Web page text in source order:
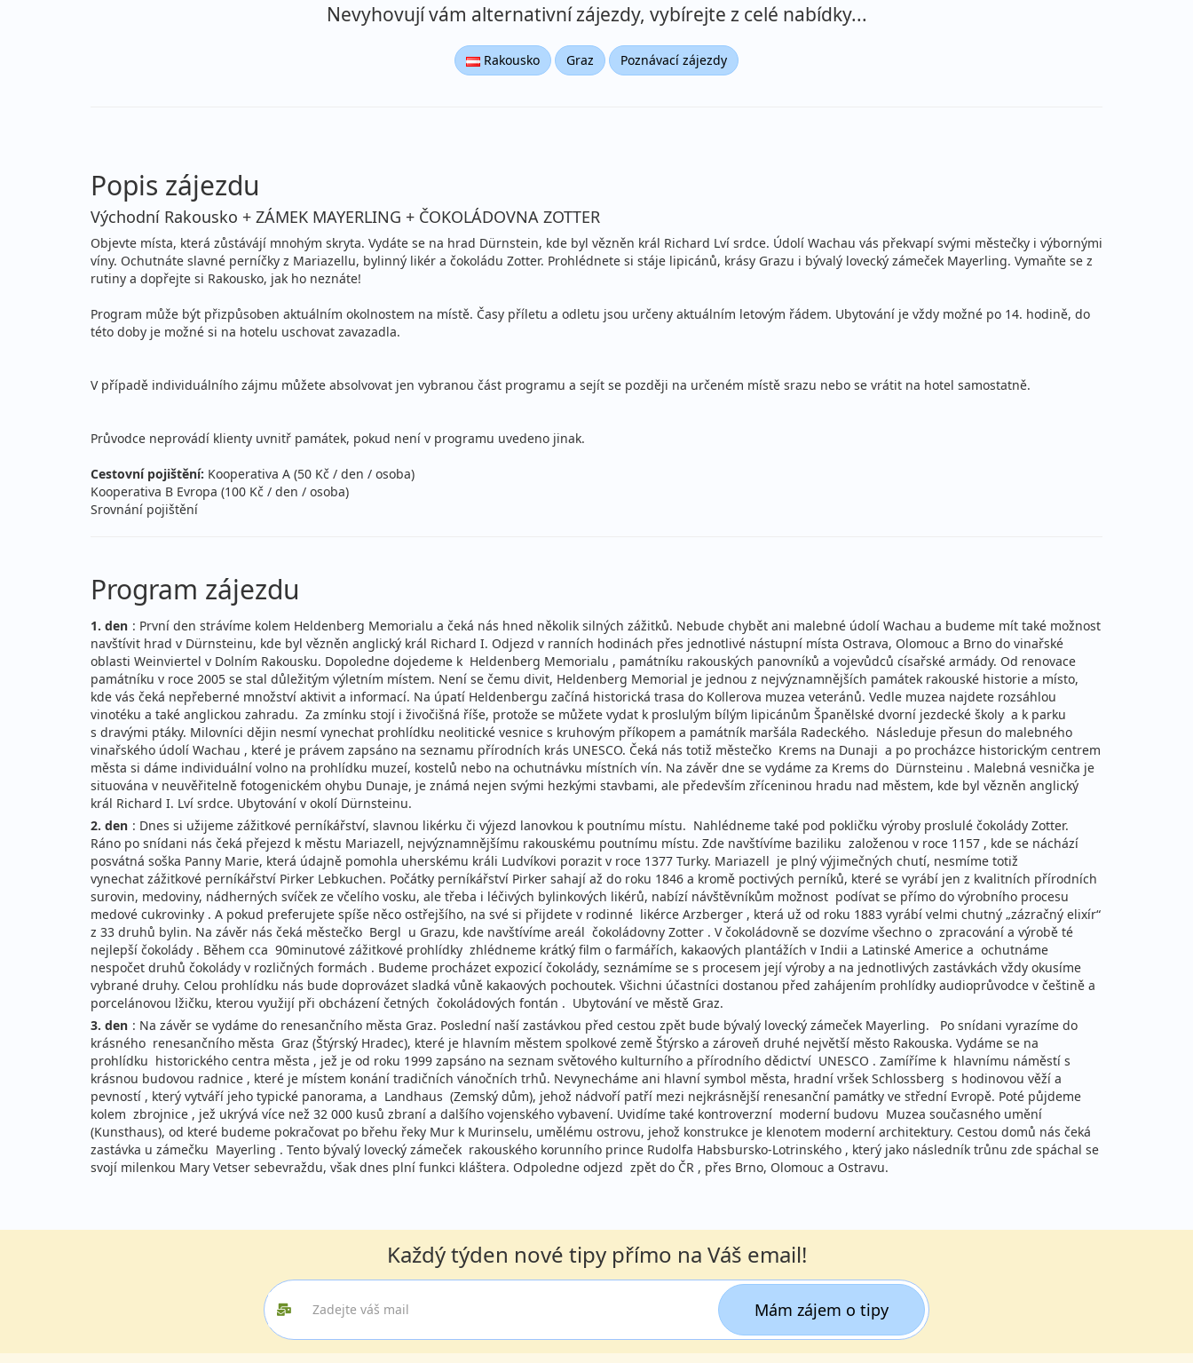
Nevyhovují vám alternativní zájezdy, vybírejte z celé nabídky...
Rakousko Graz Poznávací zájezdy
Popis zájezdu
Východní Rakousko + ZÁMEK MAYERLING + ČOKOLÁDOVNA ZOTTER
Objevte místa, která zůstávájí mnohým skryta. Vydáte se na hrad Dürnstein, kde byl vězněn král Richard Lví srdce. Údolí Wachau vás překvapí svými městečky i výbornými
víny. Ochutnáte slavné perníčky z Mariazellu, bylinný likér a čokoládu Zotter. Prohlédnete si stáje lipicánů, krásy Grazu i bývalý lovecký zámeček Mayerling. Vymaňte se z
rutiny a dopřejte si Rakousko, jak ho neznáte!
Program může být přizpůsoben aktuálním okolnostem na místě. Časy příletu a odletu jsou určeny aktuálním letovým řádem. Ubytování je vždy možné po 14. hodině, do
této doby je možné si na hotelu uschovat zavazadla.
V případě individuálního zájmu můžete absolvovat jen vybranou část programu a sejít se později na určeném místě srazu nebo se vrátit na hotel samostatně.
Průvodce neprovádí klienty uvnitř památek, pokud není v programu uvedeno jinak.
Cestovní pojištění: Kooperativa A (50 Kč / den / osoba)
Kooperativa B Evropa (100 Kč / den / osoba)
Srovnání pojištění
Program zájezdu
1. den : První den strávíme kolem Heldenberg Memorialu a čeká nás hned několik silných zážitků. Nebude chybět ani malebné údolí Wachau a budeme mít také možnost
navštívit hrad v Dürnsteinu, kde byl vězněn anglický král Richard I. Odjezd v ranních hodinách přes jednotlivé nástupní místa Ostrava, Olomouc a Brno do vinařské
oblasti Weinviertel v Dolním Rakousku. Dopoledne dojedeme k Heldenberg Memorialu , památníku rakouských panovníků a vojevůdců císařské armády. Od renovace
památníku v roce 2005 se stal důležitým výletním místem. Není se čemu divit, Heldenberg Memorial je jednou z nejvýznamnějších památek rakouské historie a místo,
kde vás čeká nepřeberné množství aktivit a informací. Na úpatí Heldenbergu začíná historická trasa do Kollerova muzea veteránů. Vedle muzea najdete rozsáhlou
vinotéku a také anglickou zahradu. Za zmínku stojí i živočišná říše, protože se můžete vydat k proslulým bílým lipicánům Španělské dvorní jezdecké školy a k parku
s dravými ptáky. Milovníci dějin nesmí vynechat prohlídku neolitické vesnice s kruhovým příkopem a památník maršála Radeckého. Následuje přesun do malebného
vinařského údolí Wachau , které je právem zapsáno na seznamu přírodních krás UNESCO. Čeká nás totiž městečko Krems na Dunaji a po procházce historickým centrem
města si dáme individuální volno na prohlídku muzeí, kostelů nebo na ochutnávku místních vín. Na závěr dne se vydáme za Krems do Dürnsteinu . Malebná vesnička je
situována v neuvěřitelně fotogenickém ohybu Dunaje, je známá nejen svými hezkými stavbami, ale především zříceninou hradu nad městem, kde byl vězněn anglický
král Richard I. Lví srdce. Ubytování v okolí Dürnsteinu.
2. den : Dnes si užijeme zážitkové perníkářství, slavnou likérku či výjezd lanovkou k poutnímu místu. Nahlédneme také pod pokličku výroby proslulé čokolády Zotter.
Ráno po snídani nás čeká přejezd k městu Mariazell, nejvýznamnějšímu rakouskému poutnímu místu. Zde navštívíme baziliku založenou v roce 1157 , kde se náchází
posvátná soška Panny Marie, která údajně pomohla uherskému králi Ludvíkovi porazit v roce 1377 Turky. Mariazell je plný výjimečných chutí, nesmíme totiž
vynechat zážitkové perníkářství Pirker Lebkuchen. Počátky perníkářství Pirker sahají až do roku 1846 a kromě poctivých perníků, které se vyrábí jen z kvalitních přírodních
surovin, medoviny, nádherných svíček ze včelího vosku, ale třeba i léčivých bylinkových likérů, nabízí návštěvníkům možnost podívat se přímo do výrobního procesu
medové cukrovinky . A pokud preferujete spíše něco ostřejšího, na své si přijdete v rodinné likérce Arzberger , která už od roku 1883 vyrábí velmi chutný „zázračný elixír“
z 33 druhů bylin. Na závěr nás čeká městečko Bergl u Grazu, kde navštívíme areál čokoládovny Zotter . V čokoládovně se dozvíme všechno o zpracování a výrobě té
nejlepší čokolády . Během cca 90minutové zážitkové prohlídky zhlédneme krátký film o farmářích, kakaových plantážích v Indii a Latinské Americe a ochutnáme
nespočet druhů čokolády v rozličných formách . Budeme procházet expozicí čokolády, seznámíme se s procesem její výroby a na jednotlivých zastávkách vždy okusíme
vybrané druhy. Celou prohlídku nás bude doprovázet sladká vůně kakaových pochoutek. Všichni účastníci dostanou před zahájením prohlídky audioprůvodce v češtině a
porcelánovou lžičku, kterou využijí při obcházení četných čokoládových fontán . Ubytování ve městě Graz.
3. den : Na závěr se vydáme do renesančního města Graz. Poslední naší zastávkou před cestou zpět bude bývalý lovecký zámeček Mayerling. Po snídani vyrazíme do
krásného renesančního města Graz (Štýrský Hradec), které je hlavním městem spolkové země Štýrsko a zároveň druhé největší město Rakouska. Vydáme se na
prohlídku historického centra města , jež je od roku 1999 zapsáno na seznam světového kulturního a přírodního dědictví UNESCO . Zamíříme k hlavnímu náměstí s
krásnou budovou radnice , které je místem konání tradičních vánočních trhů. Nevynecháme ani hlavní symbol města, hradní vršek Schlossberg s hodinovou věží a
pevností , který vytváří jeho typické panorama, a Landhaus (Zemský dům), jehož nádvoří patří mezi nejkrásnější renesanční památky ve střední Evropě. Poté půjdeme
kolem zbrojnice , jež ukrývá více než 32 000 kusů zbraní a dalšího vojenského vybavení. Uvidíme také kontroverzní moderní budovu Muzea současného umění
(Kunsthaus), od které budeme pokračovat po břehu řeky Mur k Murinselu, umělému ostrovu, jehož konstrukce je klenotem moderní architektury. Cestou domů nás čeká
zastávka u zámečku Mayerling . Tento bývalý lovecký zámeček rakouského korunního prince Rudolfa Habsbursko-Lotrinského , který jako následník trůnu zde spáchal se
svojí milenkou Mary Vetser sebevraždu, však dnes plní funkci kláštera. Odpoledne odjezd zpět do ČR , přes Brno, Olomouc a Ostravu.
Každý týden nové tipy přímo na Váš email!
Mám zájem o tipy